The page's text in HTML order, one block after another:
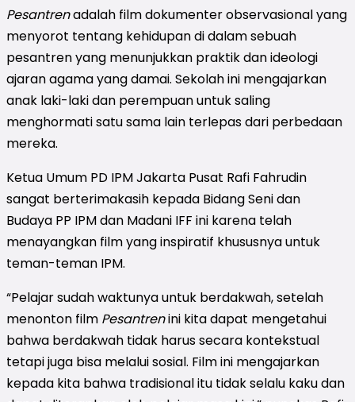
Pesantrenadalah film dokumenter observasional yang
menyorot tentang kehidupan di dalam sebuah
pesantren yang menunjukkan praktik dan ideologi
ajaran agama yang damai. Sekolah ini mengajarkan
anak laki-laki dan perempuan untuk saling
menghormati satu sama lain terlepas dari perbedaan
mereka.
Ketua Umum PD IPM Jakarta Pusat Rafi Fahrudin
sangat berterimakasih kepada Bidang Seni dan
Budaya PP IPM dan Madani IFF ini karena telah
menayangkan film yang inspiratif khususnya untuk
teman-teman IPM.
“Pelajar sudah waktunya untuk berdakwah, setelah
menonton film Pesantrenini kita dapat mengetahui
bahwa berdakwah tidak harus secara kontekstual
tetapi juga bisa melalui sosial. Film ini mengajarkan
kepada kita bahwa tradisional itu tidak selalu kaku dan